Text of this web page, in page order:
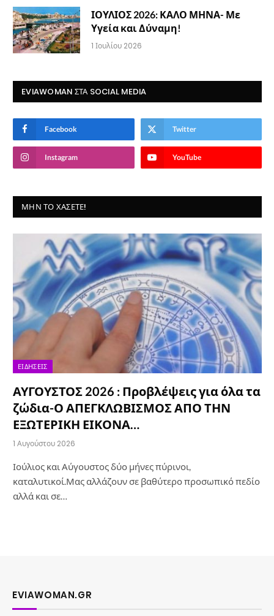
ΙΟΥΛΙΟΣ 2026: ΚΑΛΟ ΜΗΝΑ- Με
Υγεία και Δύναμη!
1 Ιουλίου 2026
EVIAWOMAN ΣΤΑ SOCIAL MEDIA
Facebook Twitter
Instagram YouTube
ΜΗΝ ΤΟ ΧΆΣΕΤΕ!
ΕΙΔΉΣΕΙΣ
ΑΥΓΟΥΣΤΟΣ 2026 : Προβλέψεις για όλα τα
ζώδια-Ο ΑΠΕΓΚΛΩΒΙΣΜΟΣ ΑΠΟ ΤΗΝ
ΕΞΩΤΕΡΙΚΗ ΕΙΚΟΝΑ…
1 Αυγούστου 2026
Ιούλιος και Αύγουστος δύο μήνες πύρινοι,
καταλυτικοί.Μας αλλάζουν σε βαθύτερο προσωπικό πεδίο
αλλά και σε…
EVIAWOMAN.GR